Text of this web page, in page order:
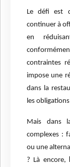
Le défi est
continuer à
en
contraintes
impose une
dans la
les
Mais dans
complexes :
ou une
? Là encore,